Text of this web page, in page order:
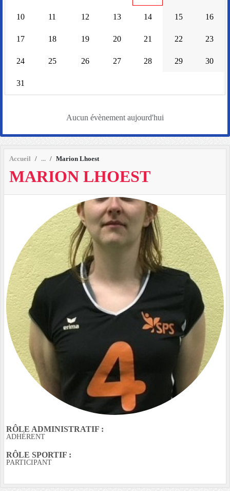
Accueil Marion Lhoest
MARION LHOEST
RÔLE ADMINISTRATIF :
ADHÉRENT
RÔLE SPORTIF :
PARTICIPANT
10 11 12 13 14 15 16
17 18 19 20 21 22 23
24 25 26 27 28 29 30
31
Aucun évènement aujourd'hui